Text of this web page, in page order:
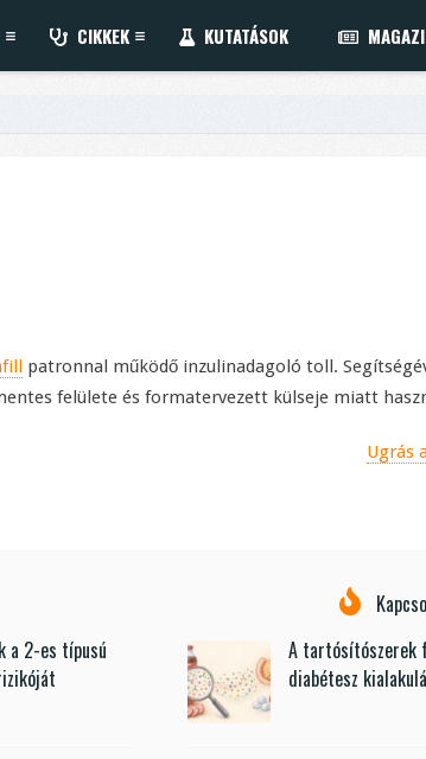
CIKKEK KUTATÁSOK
patronnal működő inzulinadagoló toll.
felülete és formatervezett külseje miatt
Ugrás
a 2-es típusú
A tartósítószerek
diabétesz